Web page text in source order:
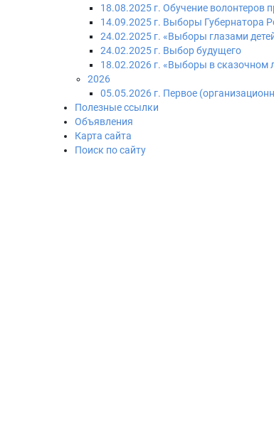
18.08.2025 г. Обучение волонтеров
14.09.2025 г. Выборы Губернатора
24.02.2025 г. «Выборы глазами
24.02.2025 г. Выбор будущего
18.02.2026 г. «Выборы в сказочном
2026
05.05.2026 г. Первое
Полезные ссылки
Объявления
Карта сайта
Поиск по сайту